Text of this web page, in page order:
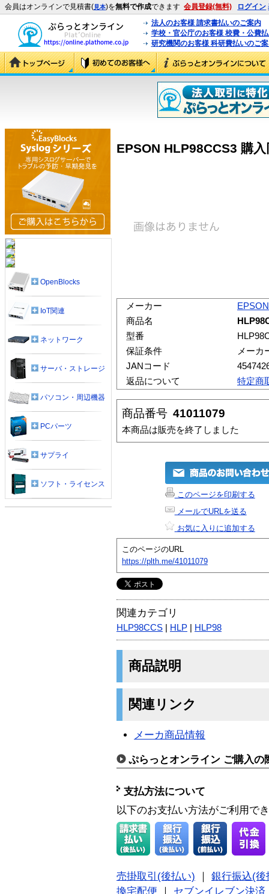
会員はオンラインで見積書(見本)を無料で作成できます 会員登録(無料) ログイン
法人のお客様 請求書払いのご案内
学校・官公庁のお客様 校費・公費
研究機関のお客様 科研費払いのご
EPSON HLP98CCS3 購
メーカー
EPSON
商品名
型番
保証条件
メーカ
JANコード
返品について
特定商
商品番号 41011079
本商品は販売を終了しました
このページを印刷する
メールでURLを送る
お気に入りに追加する
このページのURL
https://plth.me/41011079
関連カテゴリ
HLP98CCS HLP HLP98
商品説明
関連リンク
メーカ商品情報
ぷらっとオンライン ご購入の
支払方法について
以下のお支払い方法がご利用で
売掛取引(後払い)
銀行振込(後
換宅配便
セブンイレブン決済
OpenBlocks
IoT関連
ネットワーク
サーバ・ストレージ
パソコン・周辺機器
PCパーツ
サプライ
ソフト・ライセンス